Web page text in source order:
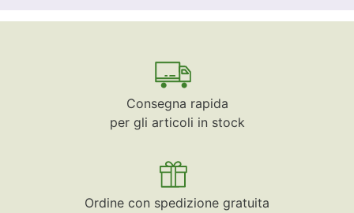
Consegna rapida
per gli articoli in stock
Ordine con spedizione gratuita